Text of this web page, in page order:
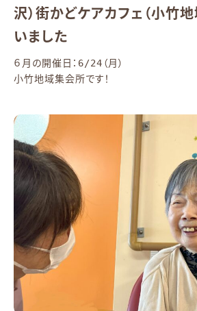
沢）街かどケアカフェ（小竹
いました
６月の開催日：6/24（月）
小竹地域集会所です！